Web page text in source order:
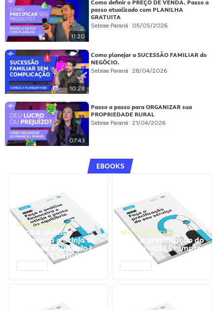
11:20
Como definir o PREÇO DE VENDA. Passo a
passo atualizado com PLANILHA
GRATUITA
Sebrae Paraná 05/05/2026
10:28
Como planejar a SUCESSÃO FAMILIAR do
NEGÓCIO.
Sebrae Paraná 28/04/2026
07:43
Passo a passo para ORGANIZAR sua
PROPRIEDADE RURAL
Sebrae Paraná 21/04/2026
EBOOKS
GESTÃO FINANCEIRA
Faça a análise
financeira e atinja o
ponto de equilíbrio |
Prompts ChatGPT
GESTÃO FINANCEIRA
Faça a precificação do
seu serviço | Prompts
ChatGPT